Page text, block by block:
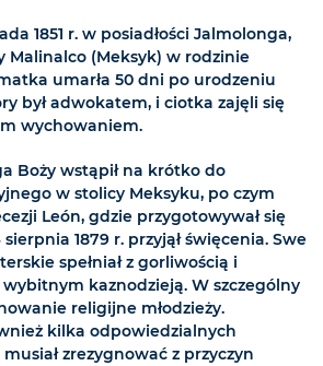
1851 r. w posiadłości Jalmolonga,
Malinalco (Meksyk) w rodzinie
umarła 50 dni po urodzeniu
był adwokatem, i ciotka zajęli się
wychowaniem.
Boży wstąpił na krótko do
w stolicy Meksyku, po czym
León, gdzie przygotowywał się
1879 r. przyjął święcenia. Swe
spełniał z gorliwością i
wybitnym kaznodzieją. W szczególny
religijne młodzieży.
kilka odpowiedzialnych
zrezygnować z przyczyn